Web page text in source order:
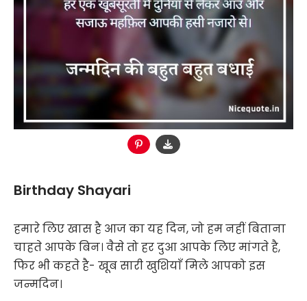
Birthday Shayari
हमारे लिए खास है आज का यह दिन, जो हम नहीं बिताना
चाहते आपके बिन। वैसे तो हर दुआ आपके लिए मांगते है,
फिर भी कहते है- खूब सारी खुशियाँ मिले आपको इस
जन्मदिन।